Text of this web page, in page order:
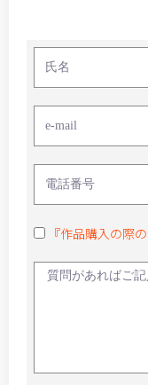
『作品購入の際